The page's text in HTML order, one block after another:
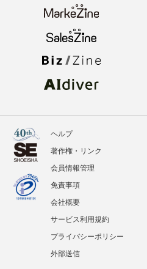
ヘルプ
著作権・リンク
会員情報管理
免責事項
会社概要
サービス利用規約
プライバシーポリシー
外部送信